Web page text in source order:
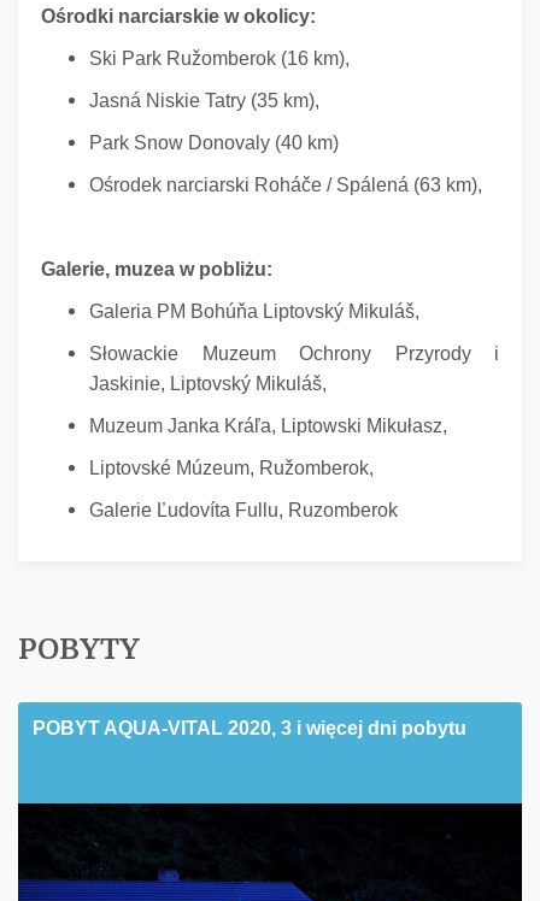
Ośrodki narciarskie w okolicy:
Ski Park Ružomberok (16 km),
Jasná Niskie Tatry (35 km),
Park Snow Donovaly (40 km)
Ośrodek narciarski Roháče / Spálená (63 km),
Galerie, muzea w pobliżu:
Galeria PM Bohúňa Liptovský Mikuláš,
Słowackie Muzeum Ochrony Przyrody i
Jaskinie, Liptovský Mikuláš,
Muzeum Janka Kráľa, Liptowski Mikułasz,
Liptovské Múzeum, Ružomberok,
Galerie Ľudovíta Fullu, Ruzomberok
POBYTY
POBYT AQUA-VITAL 2020, 3 i więcej dni pobytu